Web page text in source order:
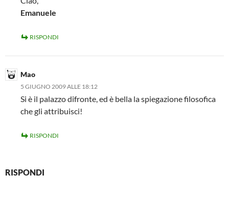
Emanuele
RISPONDI
Mao
5 GIUGNO 2009 ALLE 18:12
Si è il palazzo difronte, ed è bella la spiegazione filosofica
che gli attribuisci!
RISPONDI
RISPONDI